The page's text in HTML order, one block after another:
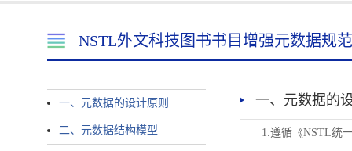
NSTL外文科技图书书目增强元数据规范
一、元数据的设计原则
二、元数据结构模型
一、元数据的
1.遵循《NSTL统